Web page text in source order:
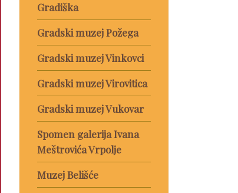
Gradiška
Gradski muzej Požega
Gradski muzej Vinkovci
Gradski muzej Virovitica
Gradski muzej Vukovar
Spomen galerija Ivana
Meštrovića Vrpolje
Muzej Belišće